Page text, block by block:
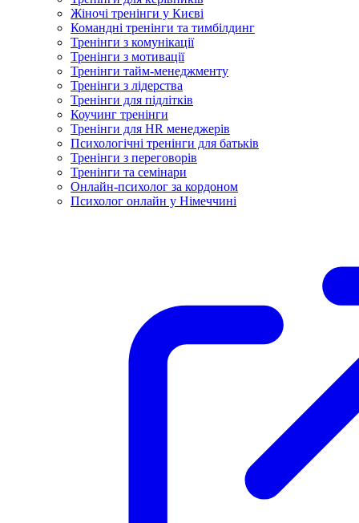
Жіночі тренінги у Києві
Командні тренінги та тимбілдинг
Тренінги з комунікації
Тренінги з мотивації
Тренінги тайм-менеджменту
Тренінги з лідерства
Тренінги для підлітків
Коучинг тренінги
Тренінги для HR менеджерів
Психологічні тренінги для батьків
Тренінги з переговорів
Тренінги та семінари
Онлайн-психолог за кордоном
Психолог онлайн у Німеччині